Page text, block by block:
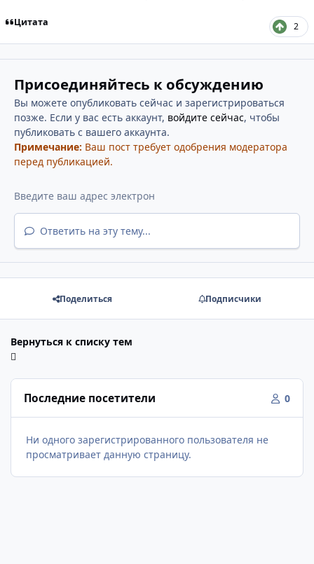
Цитата 2
Присоединяйтесь к обсуждению
Вы можете опубликовать сейчас и зарегистрироваться
позже. Если у вас есть аккаунт, войдите сейчас, чтобы
публиковать с вашего аккаунта.
Примечание: Ваш пост требует одобрения модератора
перед публикацией.
Ответить на эту тему...
Поделиться Подписчики
Вернуться к списку тем
Последние посетители 0
Ни одного зарегистрированного пользователя не
просматривает данную страницу.